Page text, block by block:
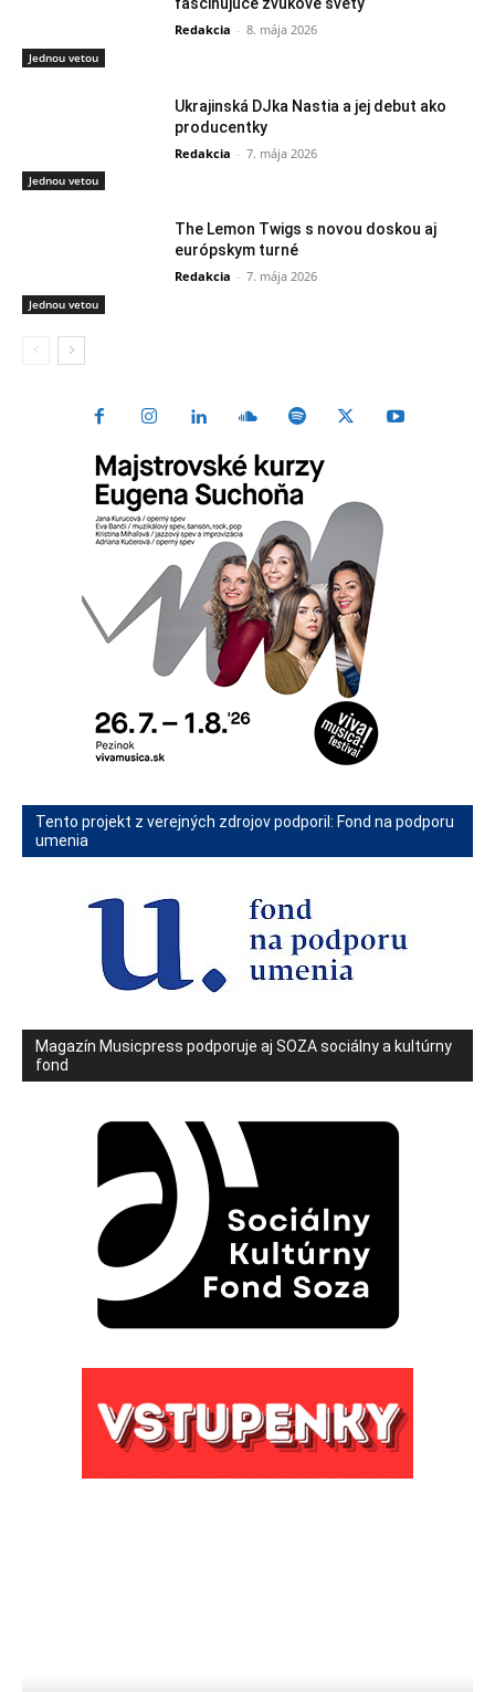
Jednou vetou
Redakcia - 8. mája 2026
Jednou vetou
Ukrajinská DJka Nastia a jej debut ako
producentky
Redakcia - 7. mája 2026
Jednou vetou
The Lemon Twigs s novou doskou aj
európskym turné
Redakcia - 7. mája 2026
Tento projekt z verejných zdrojov podporil: Fond na podporu
umenia
Magazín Musicpress podporuje aj SOZA sociálny a kultúrny
fond